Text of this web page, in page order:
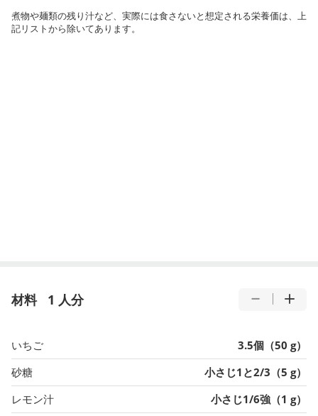
煮物や麺類の残り汁など、実際には食さないと想定される栄養価は、上
記リストから除いてあります。
材料 1 人分
いちご
3.5個（50 g）
砂糖
小さじ1と2/3（5 g）
レモン汁
小さじ1/6強（1 g）